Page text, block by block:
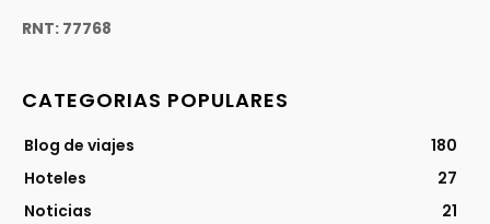
RNT: 77768
CATEGORIAS POPULARES
Blog de viajes
180
Hoteles
27
Noticias
21